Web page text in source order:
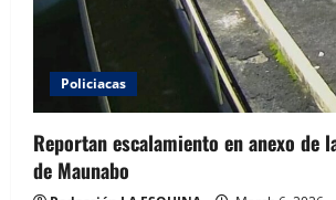
Policiacas
Reportan escalamiento en anexo de
de Maunabo